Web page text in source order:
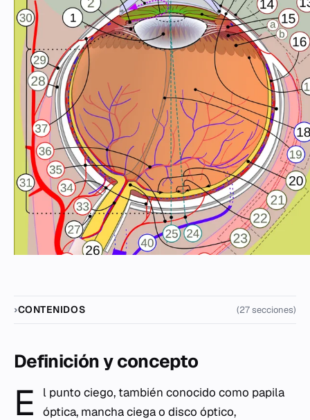
CONTENIDOS (27 secciones)
Definición y concepto
E
l punto ciego, también conocido como papila
óptica, mancha ciega o disco óptico,